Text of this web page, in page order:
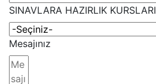
SINAVLARA HAZIRLIK KURSLARI
Mesajınız